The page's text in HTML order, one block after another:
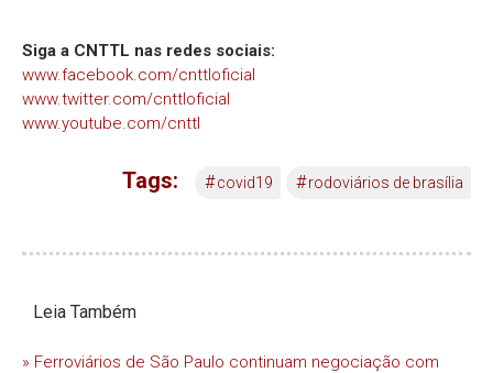
Siga a CNTTL nas redes sociais:
www.facebook.com/cnttloficial
www.twitter.com/cnttloficial
www.youtube.com/cnttl
Tags: #covid19 #rodoviários de brasília
Leia Também
» Ferroviários de São Paulo continuam negociação com